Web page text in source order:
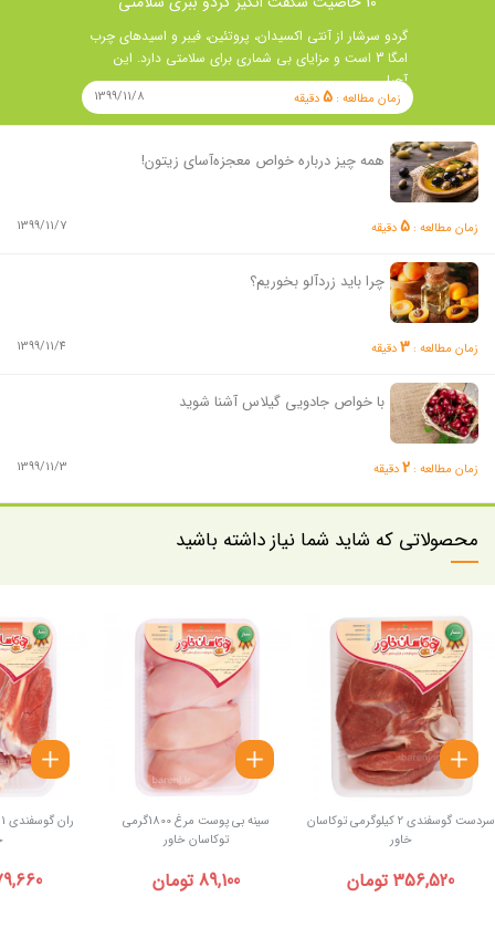
گردو سرشار از آنتی اکسیدان، پروتئین، فیبر و اسیدهای چرب
امگا 3 است و مزایای بی شماری برای سلامتی دارد. این
آجیل …
زمان مطالعه : 5دقیقه 1399/11/8
همه چیز درباره خواص معجزه‌آسای زیتون!
زمان مطالعه : 5دقیقه 1399/11/7
چرا باید زردآلو بخوریم؟
زمان مطالعه : 3دقیقه 1399/11/4
با خواص جادویی گیلاس آشنا شوید
زمان مطالعه : 2دقیقه 1399/11/3
محصولاتی که شاید شما نیاز داشته باشید
سردست گوسفندی 2 کیلوگرمی توکاسان
خاور
356,520 تومان
سینه بی پوست مرغ 1800گرمی
توکاسان خاور
89,100 تومان 179,660